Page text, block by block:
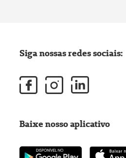
Siga nossas redes sociais:
Baixe nosso aplicativo